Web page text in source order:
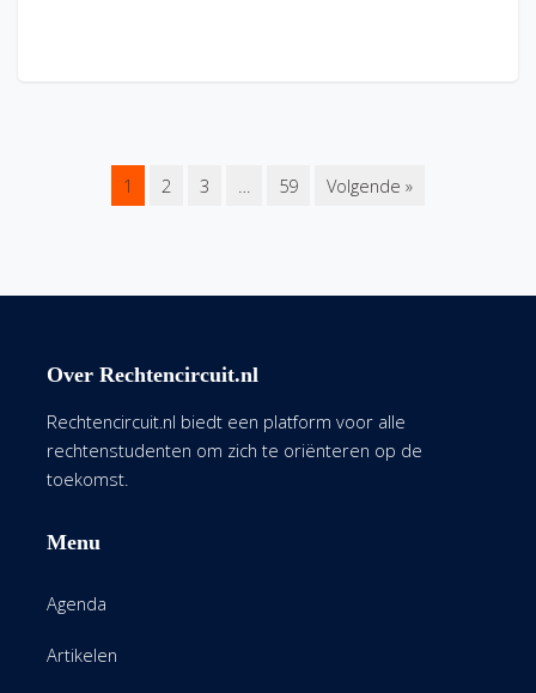
1 2 3 … 59 Volgende »
Over Rechtencircuit.nl
Rechtencircuit.nl biedt een platform voor alle
rechtenstudenten om zich te oriënteren op de
toekomst.
Menu
Agenda
Artikelen